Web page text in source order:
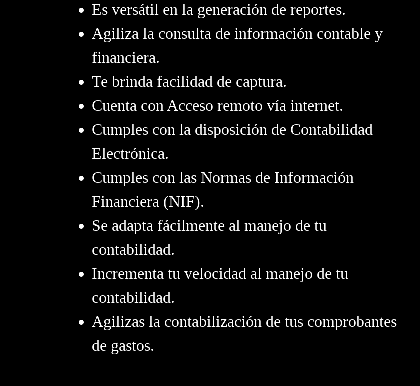
Es versátil en la generación de reportes.
Agiliza la consulta de información contable y
financiera.
Te brinda facilidad de captura.
Cuenta con Acceso remoto vía internet.
Cumples con la disposición de Contabilidad
Electrónica.
Cumples con las Normas de Información
Financiera (NIF).
Se adapta fácilmente al manejo de tu
contabilidad.
Incrementa tu velocidad al manejo de tu
contabilidad.
Agilizas la contabilización de tus comprobantes
de gastos.